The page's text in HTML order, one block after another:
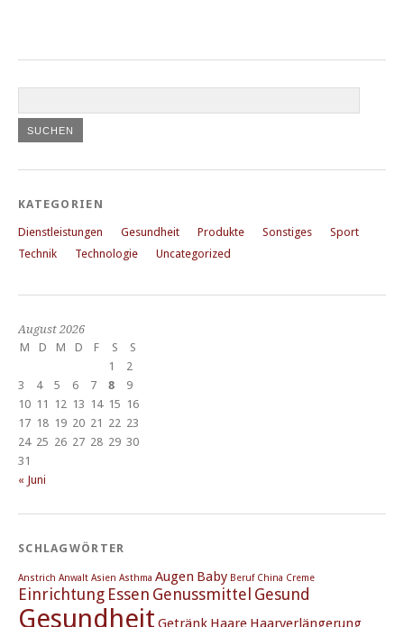
KATEGORIEN
Dienstleistungen Gesundheit Produkte Sonstiges
Sport
Technik
Technologie Uncategorized
August 2026
M
D M D F S
S
1
2
3
4 5 6 7 8
9
10 11 12 13 14 15 16
17 18 19 20 21 22 23
24 25 26 27 28 29 30
31
« Juni
SCHLAGWÖRTER
Anstrich Anwalt Asien Asthma Augen Baby Beruf China Creme
Einrichtung Essen Genussmittel Gesund
Gesundheit Getränk Haare Haarverlängerung